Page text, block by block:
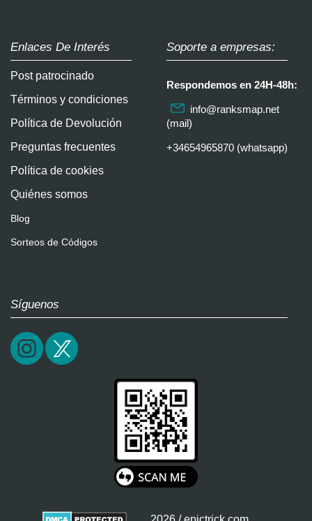
Enlaces De Interés
Post patrocinado
Términos y condiciones
Política de Devolución
Preguntas frecuentes
Política de cookies
Quiénes somos
Blog
Sorteos de Códigos
Soporte a empresas:
Respondemos en 24H-48h:
info@ranksmap.net
(mail)
+34654965870 (whatsapp)
Síguenos